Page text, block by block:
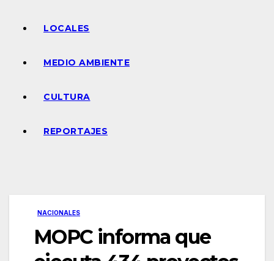
LOCALES
MEDIO AMBIENTE
CULTURA
REPORTAJES
NACIONALES
MOPC informa que